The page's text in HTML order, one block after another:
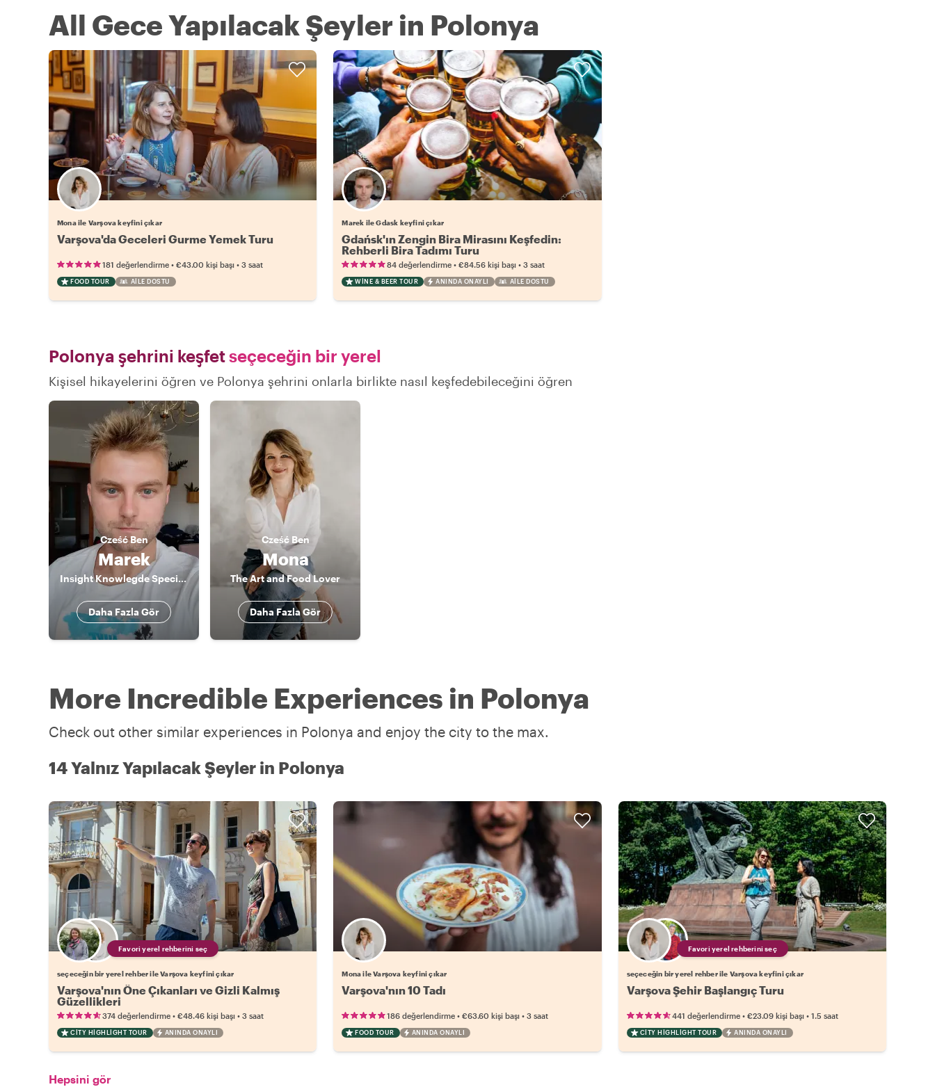
All Gece Yapılacak Şeyler in Polonya
Mona ile Varşova keyfini çıkar
Varşova'da Geceleri Gurme Yemek Turu
181 değerlendirme • €43.00 kişi başı • 3 saat
FOOD TOUR AILE DOSTU
Marek ile Gdask keyfini çıkar
Gdańsk'ın Zengin Bira Mirasını Keşfedin:
Rehberli Bira Tadımı Turu
84 değerlendirme •€84.56 kişi başı •3 saat
WINE & BEER TOUR ANINDA ONAYLI AILE DOSTU
Polonya şehrini keşfetseçeceğin bir yerel
Kişisel hikayelerini öğren ve Polonya şehrini onlarla birlikte nasıl keşfedebileceğini öğren
CześćBen
Marek
Insight Knowlegde Specialist
Daha Fazla Gör
Cześć Ben
Mona
The Art and Food Lover
Daha Fazla Gör
More Incredible Experiences in Polonya
Check out other similar experiences in Polonya and enjoy the city to the max.
14 Yalnız Yapılacak Şeyler in Polonya
Favori yerel rehberini seç
seçeceğin bir yerel rehber ile Varşova keyfini çıkar
Varşova'nın Öne Çıkanları ve Gizli Kalmış
Güzellikleri
374 değerlendirme • €48.46 kişi başı • 3 saat
CITY HIGHLIGHT TOUR ANINDA ONAYLI
Mona ile Varşova keyfini çıkar
Varşova'nın 10 Tadı
186 değerlendirme •€63.60 kişi başı •3 saat
FOOD TOUR ANINDA ONAYLI
Favori yerel rehberini seç
seçeceğin bir yerel rehber ile Varşova keyfini çıkar
Varşova Şehir Başlangıç Turu
441 değerlendirme• €23.09 kişi başı• 1.5 saat
CITY HIGHLIGHT TOUR ANINDA ONAYLI
Hepsini gör